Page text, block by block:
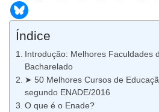
Índice
Introdução: Melhores Faculdades
Bacharelado
➤ 50 Melhores Cursos de
segundo ENADE/2016
O que é o Enade?